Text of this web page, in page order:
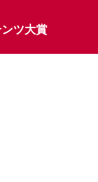
ツ大賞